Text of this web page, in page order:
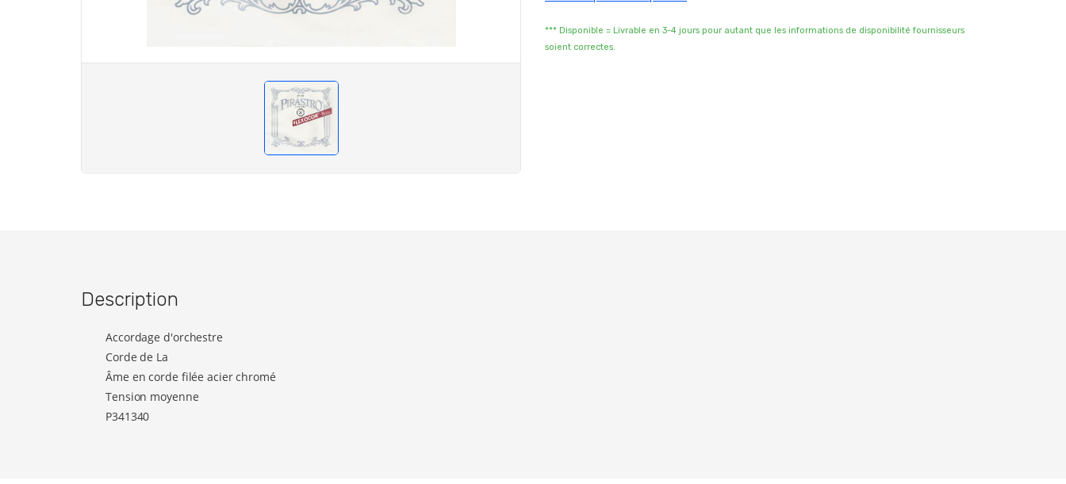
*** Disponible = Livrable en 3-4 jours pour autant que les informations de disponibilité fournisseurs
soient correctes.
Description
Accordage d'orchestre
Corde de La
Âme en corde filée acier chromé
Tension moyenne
P341340